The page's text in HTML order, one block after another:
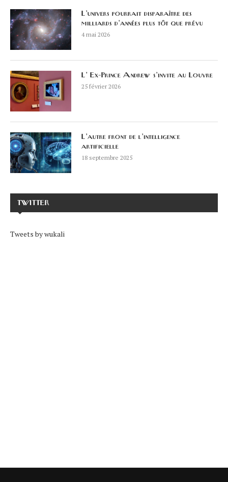
L’univers pourrait disparaître des
milliards d’années plus tôt que prévu
4 mai 2026
L’ Ex-Prince Andrew s’invite au Louvre
25 février 2026
L’autre front de l’intelligence
artificielle
18 septembre 2025
TWITTER
Tweets by wukali